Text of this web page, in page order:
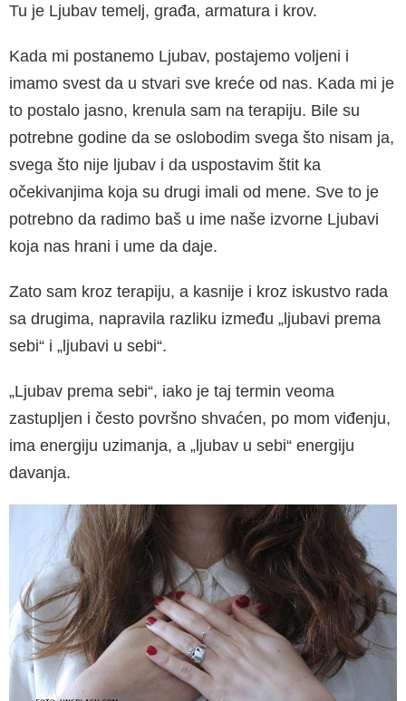
Tu je Ljubav temelj, građa, armatura i krov.
Kada mi postanemo Ljubav, postajemo voljeni i
imamo svest da u stvari sve kreće od nas. Kada mi je
to postalo jasno, krenula sam na terapiju. Bile su
potrebne godine da se oslobo­dim svega što nisam ja,
svega što nije ljubav i da uspostavim štit ka
očekivanjima koja su dru­gi imali od mene. Sve to je
potrebno da radimo baš u ime naše izvorne Ljubavi
koja nas hrani i ume da daje.
Zato sam kroz terapiju, a kasnije i kroz iskustvo rada
sa drugima, napravila razliku između „lju­bavi prema
sebi“ i „ljubavi u sebi“.
„Ljubav prema sebi“, iako je taj termin veoma
zastupljen i često površno shvaćen, po mom viđenju,
ima energiju uzimanja, a „ljubav u sebi“ energiju
davanja.